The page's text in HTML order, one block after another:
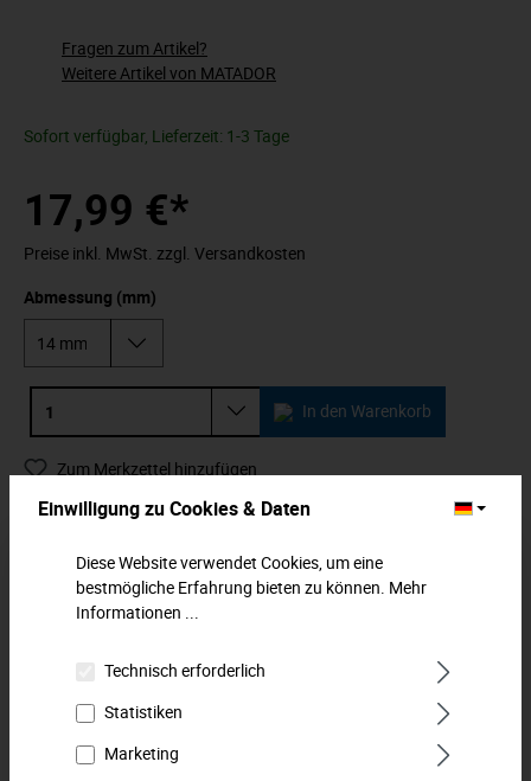
Fragen zum Artikel?
Weitere Artikel von MATADOR
Sofort verfügbar, Lieferzeit: 1-3 Tage
17,99 €*
Preise inkl. MwSt. zzgl. Versandkosten
Abmessung (mm)
In den Warenkorb
Zum Merkzettel hinzufügen
Steckschlüssel-Einsatz VDE, 12,5 mm (1/2"), 14 mm. Für
metrische und zöllige Muttern geeignet. Isoliert nach IEC
Technische Daten
Einwilligung zu Cookies & Daten
Diese Website verwendet Cookies, um eine
bestmögliche Erfahrung bieten zu können. Mehr
Informationen ...
Technisch erforderlich
Statistiken
Marketing